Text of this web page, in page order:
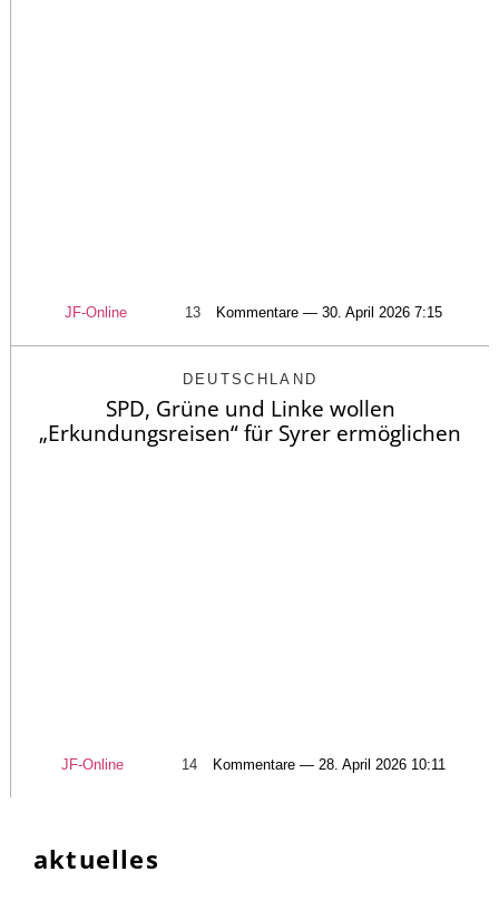
JF-Online 13 Kommentare — 30. April 2026 7:15
DEUTSCHLAND
SPD, Grüne und Linke wollen
„Erkundungsreisen“ für Syrer ermöglichen
JF-Online 14 Kommentare — 28. April 2026 10:11
aktuelles